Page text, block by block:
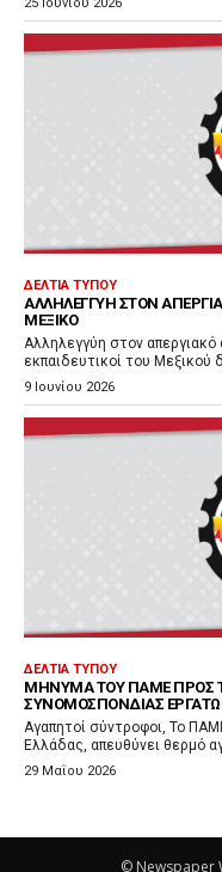
25 Ιουνίου 2026
ΔΕΛΤΊΑ ΤΎΠΟΥ
ΑΛΛΗΛΕΓΓΎΗ ΣΤΟΝ
ΜΕΞΙΚΌ
Αλληλεγγύη στον
εκπαιδευτικοί του Μεξικού
9 Ιουνίου 2026
ΔΕΛΤΊΑ ΤΎΠΟΥ
ΜΉΝΥΜΑ ΤΟΥ ΠΑΜΕ ΠΡΟΣ
ΣΥΝΟΜΟΣΠΟΝΔΊΑΣ
Αγαπητοί σύντροφοι, Το
Ελλάδας, απευθύνει θερμό
29 Μαΐου 2026
© Newspaper